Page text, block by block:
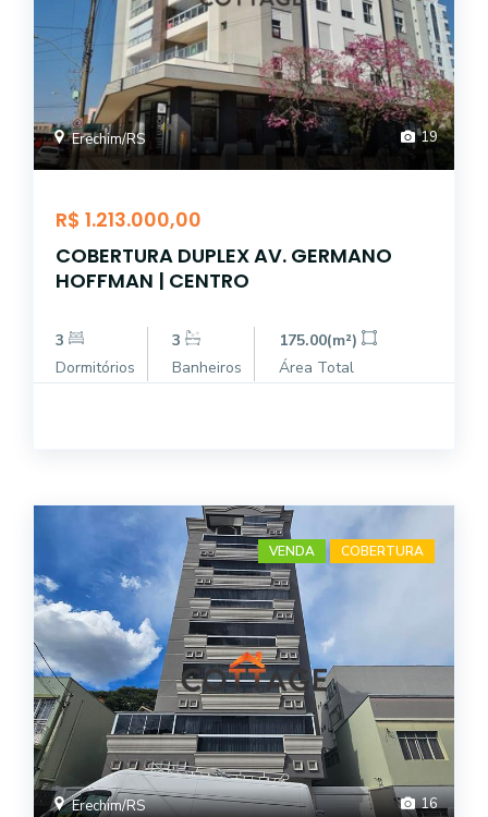
Erechim/RS 19
R$ 1.213.000,00
COBERTURA DUPLEX AV. GERMANO
HOFFMAN | CENTRO
3
Dormitórios
3
Banheiros
175.00(m²)
Área Total
VENDA COBERTURA
Erechim/RS 16